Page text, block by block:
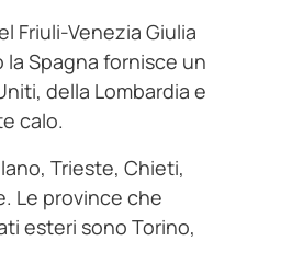
Friuli-Venezia Giulia
la Spagna fornisce un
della Lombardia e
calo.
Trieste, Chieti,
Le province che
esteri sono Torino,